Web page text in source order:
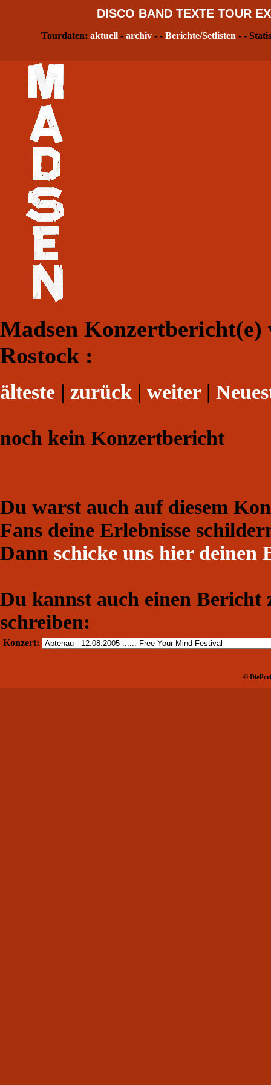
DISCO BAND TEXTE TOUR
Tourdaten: aktuell- archiv- - Berichte/Setlisten - -
Madsen Konzertbericht(e)
Rostock :
älteste | zurück | weiter|
noch kein Konzertbericht
Du warst auch auf diesem
Fans deine Erlebnisse
Dann schicke uns hier deinen
Du kannst auch einen Bericht
schreiben:
Konzert:
©